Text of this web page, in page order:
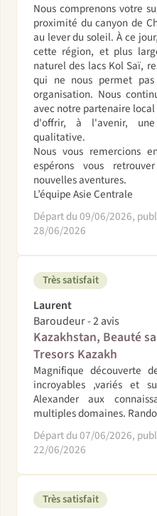
Nous comprenons votre
proximité du canyon de
au lever du soleil. À ce
cette région, et plus
naturel des lacs Kol Saï,
qui ne nous permet
organisation. Nous
avec notre partenaire
d'offrir, à l'avenir,
qualitative.
Nous vous remercions
espérons vous
nouvelles aventures.
L’équipe Asie Centrale
Départ du 09/06/2026,
28/06/2026
Très satisfait
Laurent
Baroudeur - 2 avis
Kazakhstan, Beauté
Tresors Kazakh
Magnifique découverte
incroyables ,variés et
Alexander aux
multiples domaines.
Départ du 07/06/2026,
22/06/2026
Très satisfait